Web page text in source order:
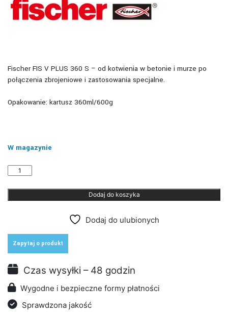
Fischer FIS V PLUS 360 S – od kotwienia w betonie i murze po
połączenia zbrojeniowe i zastosowania specjalne.
Opakowanie: kartusz 360ml/600g
W magazynie
ilość
Fischer
FIS
-
ZAPRAWA
Dodaj do koszyka
Dodaj do ulubionych
Zapytaj o produkt
Czas wysyłki – 48 godzin
Wygodne i bezpieczne formy płatności
Sprawdzona jakość